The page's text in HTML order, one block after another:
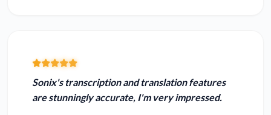
Sonix's transcription and translation features
arestunningly accurate, I'm very impressed.